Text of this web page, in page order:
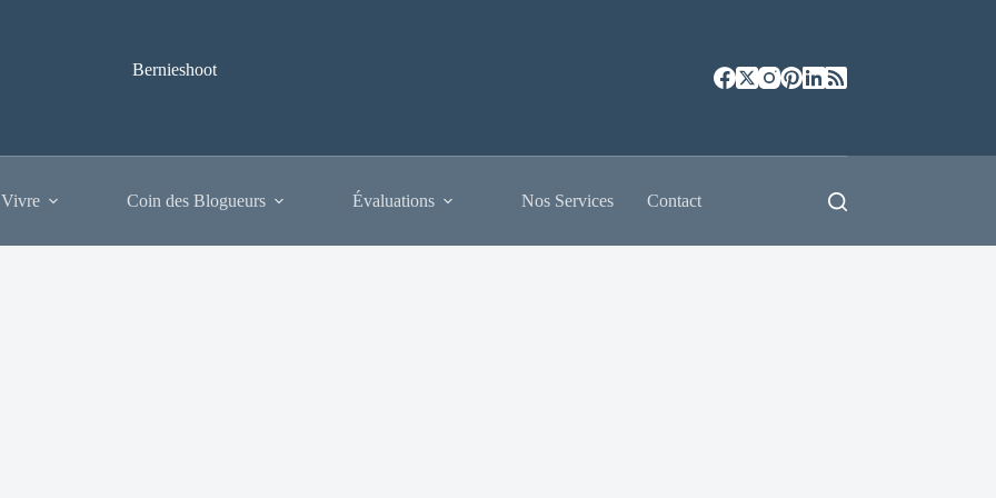
Bernieshoot
Coin des Blogueurs Évaluations Nos Services Contact